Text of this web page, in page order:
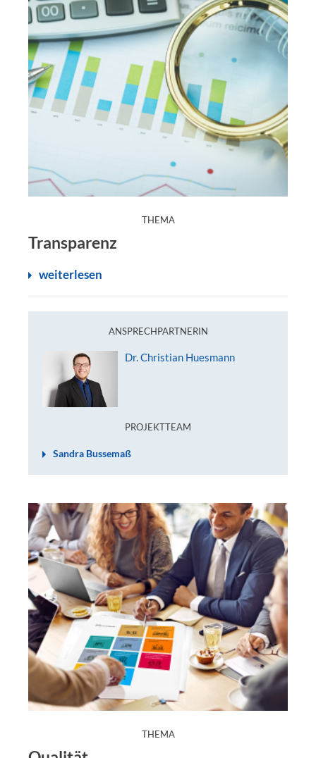
THEMA:
Transparenz
weiterlesen
ANSPRECHPARTNERIN
Dr. Christian Huesmann
PROJEKTTEAM
Sandra Bussemaß
THEMA: